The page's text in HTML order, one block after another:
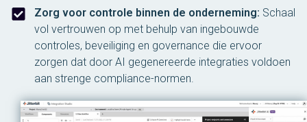
Zorg voor controle binnen de onderneming: Schaal
vol vertrouwen op met behulp van ingebouwde
controles, beveiliging en governance die ervoor
zorgen dat door AI gegenereerde integraties voldoen
aan strenge compliance-normen.